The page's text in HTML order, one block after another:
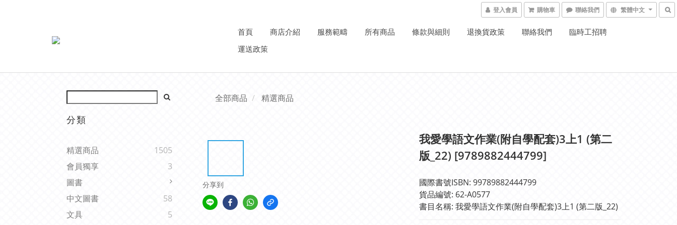
登入會員 購物車 聯絡我們 繁體中文
首頁 商店介紹 服務範疇 所有商品 條款與細則 退換貨政策 聯絡我們
臨時工招聘
運送政策
分類
精選商品
1505
會員獨享
3
圖書
中文圖書
58
文具
5
全部商品 精選商品
分享到
我愛學語文作業(附自學配套)3上1 (第二
版_22) [9789882444799]
國際書號ISBN: 99789882444799
貨品編號: 62-A0577
書目名稱: 我愛學語文作業(附自學配套)3上1 (第二版_22)